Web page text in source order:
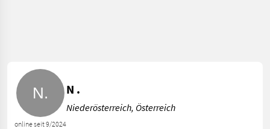
online seit 9/2024
N .
Niederösterreich, Österreich